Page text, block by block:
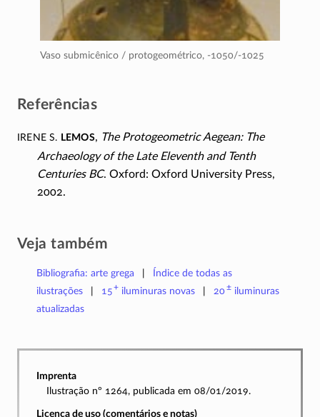
Vaso submicênico / protogeométrico, -1050/-1025
Referências
Irene S. Lemos, The Protogeometric Aegean: The
Archaeology of the Late Eleventh and Tenth
Centuries BC. Oxford: Oxford University Press,
2002.
Veja também
Bibliografia: arte grega
Índice de todas as
ilustrações
15+ iluminuras novas 20±iluminuras
atualizadas
Imprenta
Ilustração nº 1264, publicada em 08/01/2019.
Licença de uso (comentários e notas)